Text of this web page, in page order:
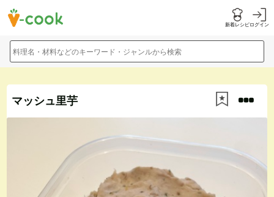
新着レシピログイン
料理名・材料などのキーワード・ジャンルから検索
マッシュ里芋